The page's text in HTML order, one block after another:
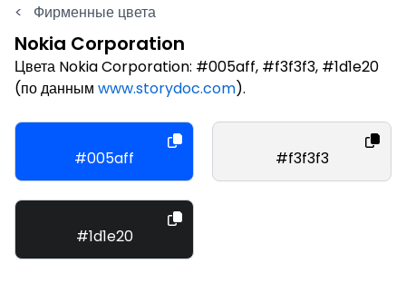
< Фирменные цвета
Nokia Corporation
Цвета Nokia Corporation: #005aff, #f3f3f3, #1d1e20
(по данным www.storydoc.com).
#005aff #f3f3f3
#1d1e20